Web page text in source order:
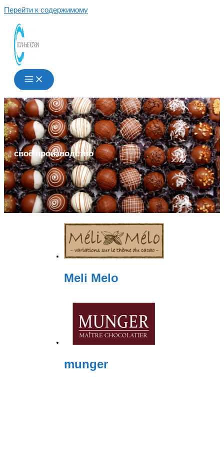
Перейти к содержимому
своё производство
Meli Melo
munger